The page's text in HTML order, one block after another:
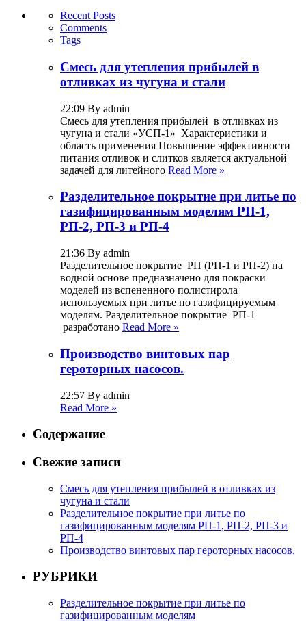
Recent Posts
Comments
Tags
Смесь для утепления прибылей в
отливках из чугуна и стали
22:09 By admin
Смесь для утепления прибылей в отливках из
чугуна и стали «УСП-1» Характеристики и
область применения Повышение эффективности
питания отливок и слитков является актуальной
задачей для литейного Read More »
Разделительное покрытие при литье по
газифицированным моделям РП-1,
РП-2, РП-3 и РП-4
21:36 By admin
Разделительное покрытие РП (РП-1 и РП-2) на
водной основе предназначено для покраски
моделей из вспененного полистирола
используемых при литье по газифицируемым
моделям. Разделительное покрытие РП-1
разработано Read More »
Производство винтовых пар
героторных насосов.
22:57 By admin
Read More »
Содержание
Свежие записи
Смесь для утепления прибылей в отливках из
чугуна и стали
Разделительное покрытие при литье по
газифицированным моделям РП-1, РП-2, РП-3 и
РП-4
Производство винтовых пар героторных насосов.
РУБРИКИ
Разделительное покрытие при литье по
газифицированным моделям